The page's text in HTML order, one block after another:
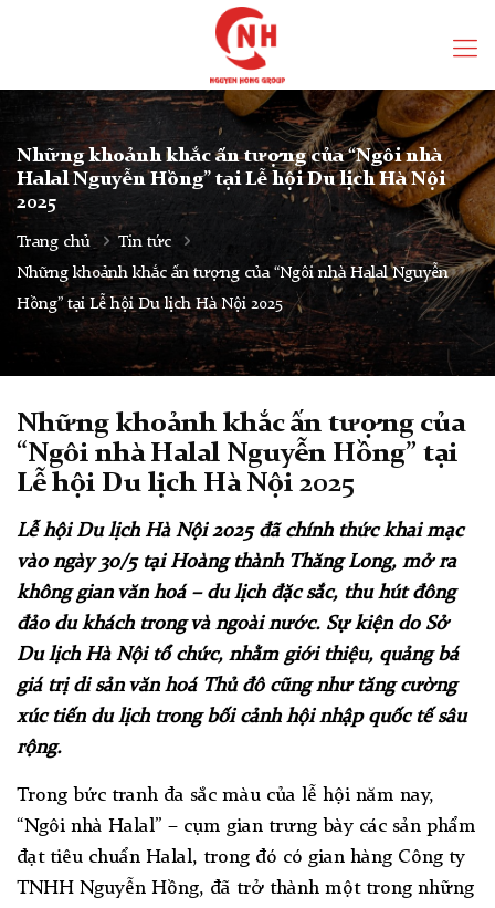
Những khoảnh khắc ấn tượng của “Ngôi nhà
Halal Nguyễn Hồng” tại Lễ hội Du lịch Hà Nội
2025
Trang chủ
Tin tức
Những khoảnh khắc ấn tượng của “Ngôi nhà Halal Nguyễn
Hồng” tại Lễ hội Du lịch Hà Nội 2025
Những khoảnh khắc ấn tượng của
“Ngôi nhà Halal Nguyễn Hồng” tại
Lễ hội Du lịch Hà Nội 2025
Lễ hội Du lịch Hà Nội 2025 đã chính thức khai mạc
vào ngày 30/5 tại Hoàng thành Thăng Long, mở ra
không gian văn hoá – du lịch đặc sắc, thu hút đông
đảo du khách trong và ngoài nước. Sự kiện do Sở
Du lịch Hà Nội tổ chức, nhằm giới thiệu, quảng bá
giá trị di sản văn hoá Thủ đô cũng như tăng cường
xúc tiến du lịch trong bối cảnh hội nhập quốc tế sâu
rộng.
Trong bức tranh đa sắc màu của lễ hội năm nay,
“Ngôi nhà Halal” – cụm gian trưng bày các sản phẩm
đạt tiêu chuẩn Halal, trong đó có gian hàng Công ty
TNHH Nguyễn Hồng, đã trở thành một trong những